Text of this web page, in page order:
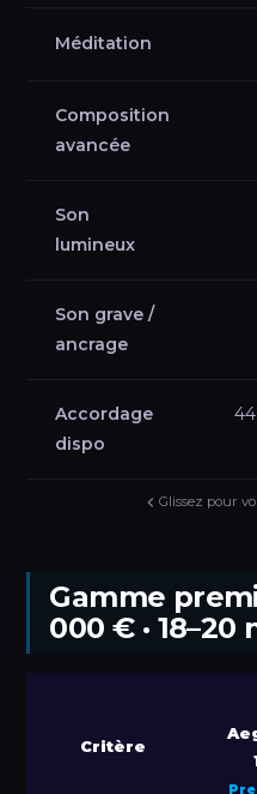
Méditation
Composition
avancée
Son
lumineux
Son grave /
ancrage
Accordage
dispo
Glissez pour
Gamme
000 € · 18–20
Critère